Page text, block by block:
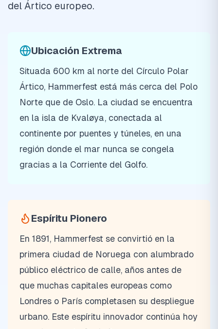
del Ártico europeo.
Ubicación Extrema
Situada 600 km al norte del Círculo Polar
Ártico, Hammerfest está más cerca del Polo
Norte que de Oslo. La ciudad se encuentra
en la isla de Kvaløya, conectada al
continente por puentes y túneles, en una
región donde el mar nunca se congela
gracias a la Corriente del Golfo.
Espíritu Pionero
En 1891, Hammerfest se convirtió en la
primera ciudad de Noruega con alumbrado
público eléctrico de calle, años antes de
que muchas capitales europeas como
Londres o París completasen su despliegue
urbano. Este espíritu innovador continúa hoy